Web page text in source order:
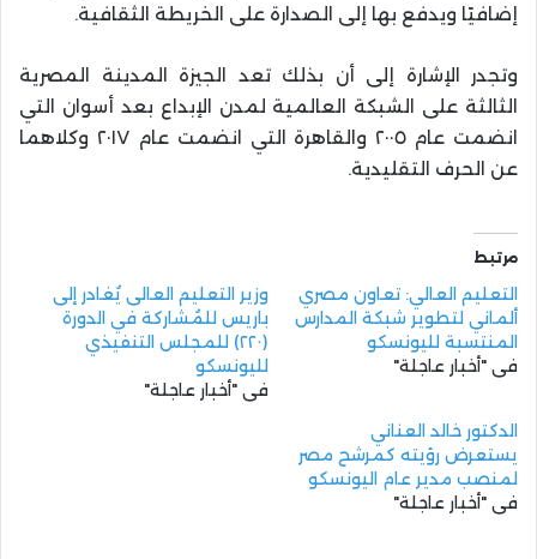
إضافيًا ويدفع بها إلى الصدارة على الخريطة الثقافية.
وتجدر الإشارة إلى أن بذلك تعد الجيزة المدينة المصرية
الثالثة على الشبكة العالمية لمدن الإبداع بعد أسوان التي
انضمت عام ٢٠٠٥ والقاهرة التي انضمت عام ٢٠١٧ وكلاهما
عن الحرف التقليدية.
مرتبط
التعليم العالي: تعاون مصري
ألماني لتطوير شبكة المدارس
المنتسبة لليونسكو
في "أخبار عاجلة"
وزير التعليم العالى يُغادر إلى
باريس للمُشاركة في الدورة
(٢٢٠) للمجلس التنفيذي
لليونسكو
في "أخبار عاجلة"
الدكتور خالد العناني
يستعرض رؤيته كمرشح مصر
لمنصب مدير عام اليونسكو
في "أخبار عاجلة"